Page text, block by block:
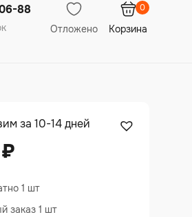
88
Отложено Корзина
0
за 10-14 дней
₽
1 шт
заказ 1 шт